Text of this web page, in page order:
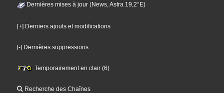
Dernières mises à jour (News, Astra 19,2°E)
[+] Derniers ajouts et modifications
[-] Dernières suppressions
Temporairement en clair (6)
Recherche des Chaînes